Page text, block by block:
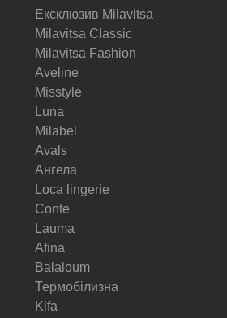
Ексклюзив Milavitsa
Milavitsa Classic
Milavitsa Fashion
Aveline
Misstyle
Luna
Milabel
Avals
Ангела
Loca lingerie
Conte
Lauma
Afina
Balaloum
Термобілизна
Kifa